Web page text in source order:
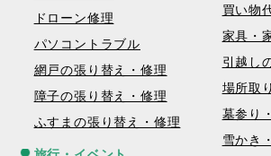
ドローン修理
パソコントラブル
網戸の張り替え・修理
障子の張り替え・修理
ふすまの張り替え・修理
買い物
家具・
引越し
場所取
墓参り
雪かき